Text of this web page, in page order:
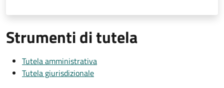
Strumenti di tutela
Tutela amministrativa
Tutela giurisdizionale